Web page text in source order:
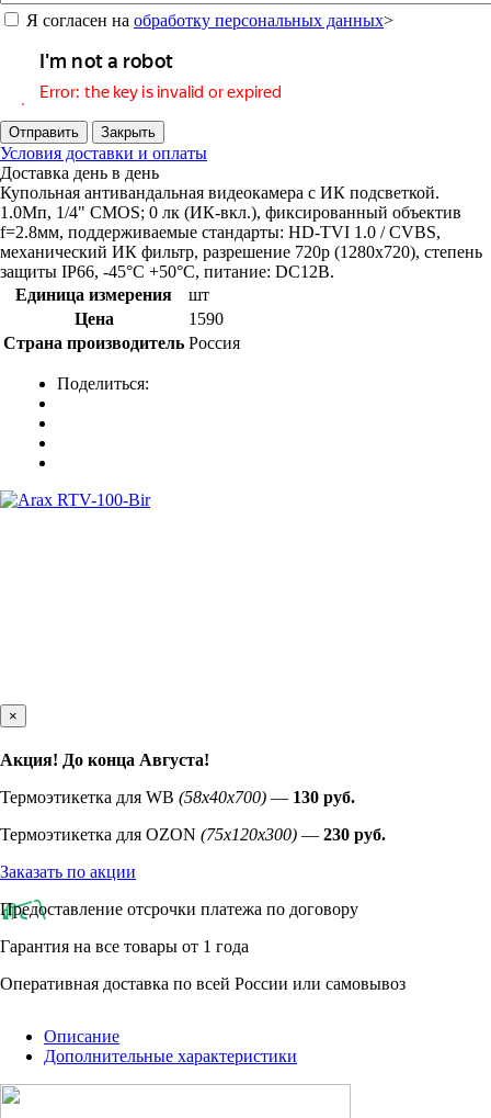
Я согласен на обработку персональных данных>
Отправить Закрыть
Условия доставки и оплаты
Доставка день в день
Купольная антивандальная видеокамера с ИК подсветкой.
1.0Мп, 1/4" CMOS; 0 лк (ИК-вкл.), фиксированный объектив
f=2.8мм, поддерживаемые стандарты: HD-TVI 1.0 / CVBS,
механический ИК фильтр, разрешение 720p (1280х720), степень
защиты IP66, -45°С +50°С, питание: DC12В.
Единица измерения
шт
Цена
1590
Страна производитель Россия
Поделиться:
×
Акция! До конца Августа!
Термоэтикетка для WB (58х40х700) — 130 руб.
Термоэтикетка для OZON (75х120х300) — 230 руб.
Заказать по акции
Предоставление отсрочки платежа по договору
Гарантия на все товары от 1 года
Оперативная доставка по всей России или самовывоз
Описание
Дополнительные характеристики